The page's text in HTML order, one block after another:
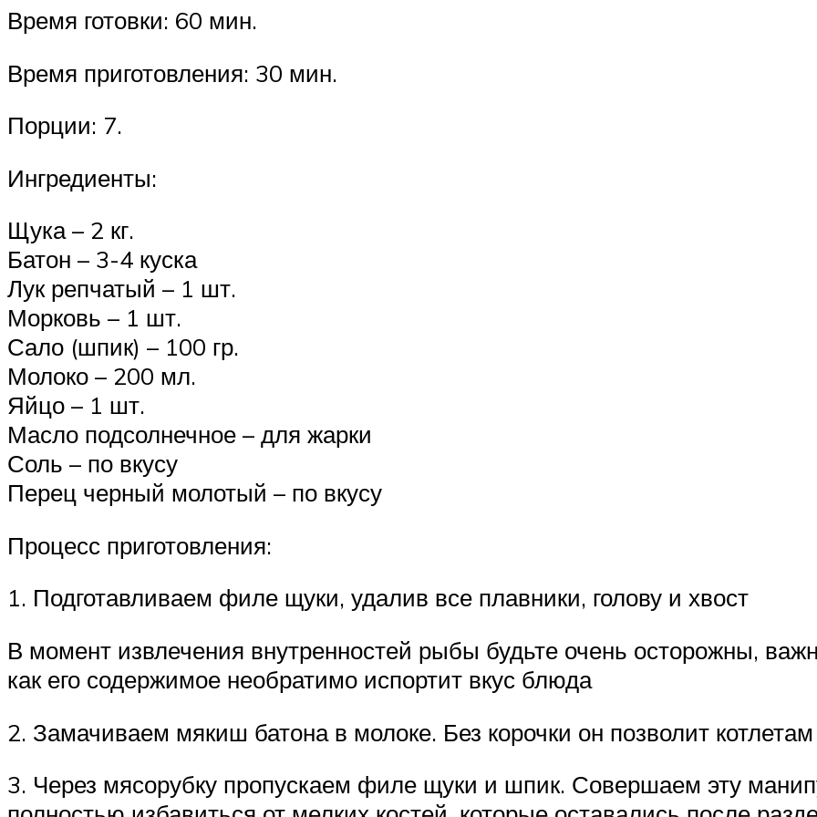
Время готовки: 60 мин.
Время приготовления: 30 мин.
Порции: 7.
Ингредиенты:
Щука – 2 кг.
Батон – 3-4 куска
Лук репчатый – 1 шт.
Морковь – 1 шт.
Сало (шпик) – 100 гр.
Молоко – 200 мл.
Яйцо – 1 шт.
Масло подсолнечное – для жарки
Соль – по вкусу
Перец черный молотый – по вкусу
Процесс приготовления:
1. Подготавливаем филе щуки, удалив все плавники, голову и хвост
В момент извлечения внутренностей рыбы будьте очень осторожны,
как его содержимое необратимо испортит вкус блюда
2. Замачиваем мякиш батона в молоке. Без корочки он позволит
3. Через мясорубку пропускаем филе щуки и шпик. Совершаем эту